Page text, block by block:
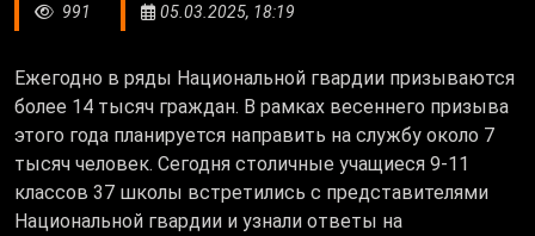
991 05.03.2025, 18:19
Ежегодно в ряды Национальной гвардии призываются
более 14 тысяч граждан. В рамках весеннего призыва
этого года планируется направить на службу около 7
тысяч человек. Сегодня столичные учащиеся 9-11
классов 37 школы встретились с представителями
Национальной гвардии и узнали ответы на